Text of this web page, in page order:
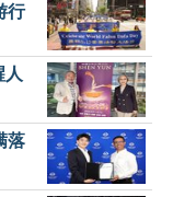
行
人
落